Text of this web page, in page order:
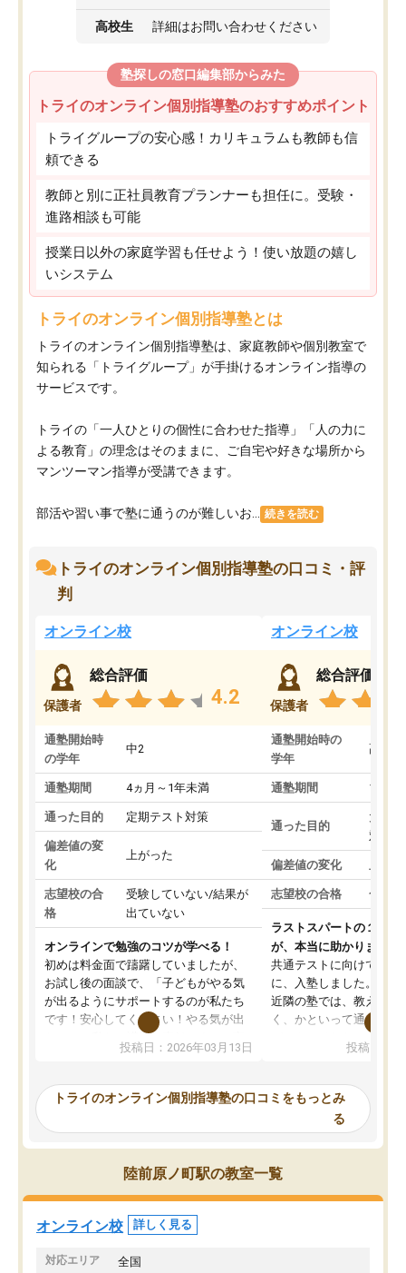
高校生 詳細はお問い合わせください
塾探しの窓口編集部からみた
トライのオンライン個別指導塾のおすすめポイント
トライグループの安心感！カリキュラムも教師も信
頼できる
教師と別に正社員教育プランナーも担任に。受験・
進路相談も可能
授業日以外の家庭学習も任せよう！使い放題の嬉し
いシステム
トライのオンライン個別指導塾とは
トライのオンライン個別指導塾は、家庭教師や個別教室で
知られる「トライグループ」が手掛けるオンライン指導の
サービスです。
トライの「一人ひとりの個性に合わせた指導」「人の力に
よる教育」の理念はそのままに、ご自宅や好きな場所から
マンツーマン指導が受講できます。
部活や習い事で塾に通うのが難しいお... 続きを読む
トライのオンライン個別指導塾の口コミ・評
判
オンライン校
保護者
総合評価
4.2
通塾開始時
の学年
中2
通塾期間 4ヵ月～1年未満
通った目的 定期テスト対策
偏差値の変
化
上がった
志望校の合
格
受験していない/結果が
出ていない
オンラインで勉強のコツが学べる！
初めは料金面で躊躇していましたが、
お試し後の面談で、「子どもがやる気
が出るようにサポートするのが私たち
です！安心してください！やる気が出
ないのは私たち講師の責任です」と言
ってくださり、確かに！と考えて、思
ったんですが、学生の先生から学ぶこ
み、徐々に成績が上がったらいいなと
思っていました。何が今足りないのか
を的確に指導いただき、子どももびっ
くりするほど楽しんでやる気を持って
塾を受けています。狙い通り、少しず
つ成績も上がり、苦手意識も無くなっ
てきたので、さらに苦手な数学も追加
でお願いしました。来年の高校受験に
投稿日：2026年03月13日
オンライン校
保護者
総合評価
通塾開始時の
学年
高3
通塾期間 1～3
通った目的
大学
対策
偏差値の変化 上が
志望校の合格 合格
ラストスパートの１か月
が、本当に助かりました
共通テストに向けての追
に、入塾しました。田舎
近隣の塾では、教えても
く、かといって通うには
可能なので本当に助か
らないところをピンポイ
頂いて、とてもわかり
していました。一生を
スト、多少お金がかかっ
思い切って入塾してよか
投稿日：
トライのオンライン個別指導塾の口コミをもっとみ
る
陸前原ノ町駅の教室一覧
オンライン校 詳しく見る
対応エリア 全国